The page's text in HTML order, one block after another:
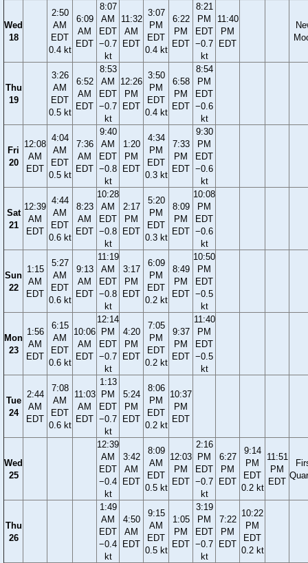
Wed
18
2:50
AM
EDT
0.4 kt
6:09
AM
EDT
8:07
AM
EDT
−0.7
kt
11:32
AM
EDT
3:07
PM
EDT
0.4 kt
6:22
PM
EDT
8:21
PM
EDT
−0.7
kt
11:40
PM
EDT
Thu
19
3:26
AM
EDT
0.5 kt
6:52
AM
EDT
8:53
AM
EDT
−0.7
kt
12:26
PM
EDT
3:50
PM
EDT
0.4 kt
6:58
PM
EDT
8:54
PM
EDT
−0.6
kt
Fri
20
12:08
AM
EDT
4:04
AM
EDT
0.5 kt
7:36
AM
EDT
9:40
AM
EDT
−0.8
kt
1:20
PM
EDT
4:34
PM
EDT
0.3 kt
7:33
PM
EDT
9:30
PM
EDT
−0.6
kt
Sat
21
12:39
AM
EDT
4:44
AM
EDT
0.6 kt
8:23
AM
EDT
10:28
AM
EDT
−0.8
kt
2:17
PM
EDT
5:20
PM
EDT
0.3 kt
8:09
PM
EDT
10:08
PM
EDT
−0.6
kt
Sun
22
1:15
AM
EDT
5:27
AM
EDT
0.6 kt
9:13
AM
EDT
11:19
AM
EDT
−0.8
kt
3:17
PM
EDT
6:09
PM
EDT
0.2 kt
8:49
PM
EDT
10:50
PM
EDT
−0.5
kt
Mon
23
1:56
AM
EDT
6:15
AM
EDT
0.6 kt
10:06
AM
EDT
12:14
PM
EDT
−0.7
kt
4:20
PM
EDT
7:05
PM
EDT
0.2 kt
9:37
PM
EDT
11:40
PM
EDT
−0.5
kt
Tue
24
2:44
AM
EDT
7:08
AM
EDT
0.6 kt
11:03
AM
EDT
1:13
PM
EDT
−0.7
kt
5:24
PM
EDT
8:06
PM
EDT
0.2 kt
10:37
PM
EDT
Wed
25
12:39
AM
EDT
−0.4
kt
3:42
AM
EDT
8:09
AM
EDT
0.5 kt
12:03
PM
EDT
2:16
PM
EDT
−0.7
kt
6:27
PM
EDT
9:14
PM
EDT
0.2 kt
11:51
PM
EDT
Thu
26
1:49
AM
EDT
−0.4
kt
4:50
AM
EDT
9:15
AM
EDT
0.5 kt
1:05
PM
EDT
3:19
PM
EDT
−0.7
kt
7:22
PM
EDT
10:22
PM
EDT
0.2 kt